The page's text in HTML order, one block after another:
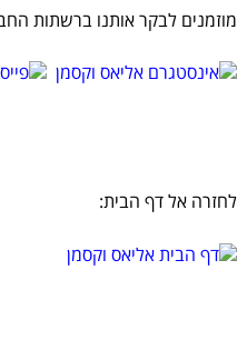
מוזמנים לבקר אותנו ברשתות
לחזרה אל דף הבית: